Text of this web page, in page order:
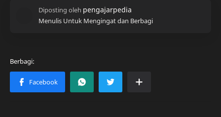
Menulis Untuk Mengingat dan Berbagi